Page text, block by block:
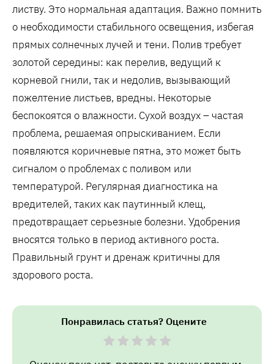
листву. Это нормальная адаптация. Важно помнить
о необходимости стабильного освещения, избегая
прямых солнечных лучей и тени. Полив требует
золотой середины: как перелив, ведущий к
корневой гнили, так и недолив, вызывающий
пожелтение листьев, вредны. Некоторые
беспокоятся о влажности. Сухой воздух – частая
проблема, решаемая опрыскиванием. Если
появляются коричневые пятна, это может быть
сигналом о проблемах с поливом или
температурой. Регулярная диагностика на
вредителей, таких как паутинный клещ,
предотвращает серьезные болезни. Удобрения
вносятся только в период активного роста.
Правильный грунт и дренаж критичны для
здорового роста.
Понравилась статья? Оцените